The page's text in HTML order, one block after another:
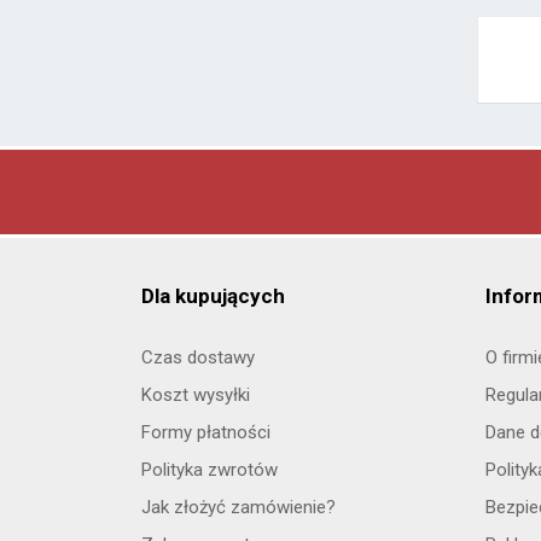
Dla kupujących
Czas dostawy
Koszt wysyłki
Formy płatności
Polityka zwrotów
Jak złożyć zamówienie?
O
Dane